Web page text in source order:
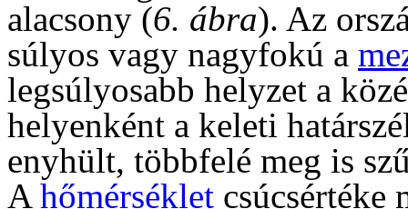
alacsony (6. ábra). Az
súlyos vagy nagyfokú a
legsúlyosabb helyzet a
helyenként a keleti
enyhült, többfelé meg is
A hőmérséklet csúcsértéke